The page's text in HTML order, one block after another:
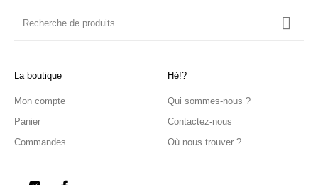
La boutique
Mon compte
Panier
Commandes
Hé!?
Qui sommes-nous ?
Contactez-nous
Où nous trouver ?